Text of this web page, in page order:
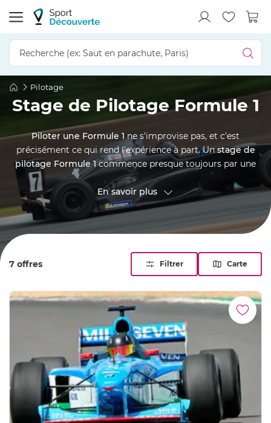
Pilotage
Stage de Pilotage Formule 1
Piloter une Formule 1 ne s'improvise pas, et c'est
précisément ce qui rend l'expérience à part. Unstage de
pilotage Formule 1commence presque toujours par une
mise en jambes enFormule Renault, le temps d'apprivoiser
le baquet, la boîte séquentielle et les appuis d'une
monoplace de compétition. Vient ensuite le moment que
vous attendiez : cockpit ouvert, asphalte à quelques
centimètres, freinages qui vous décollent du siège et
Espagne
, nos stages F1 se déroulent sur de vrais circuits de
, aux mains de moniteurs professionnels.
En savoir plus
7 offres Filtrer Carte